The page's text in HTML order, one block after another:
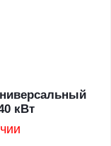
кВт